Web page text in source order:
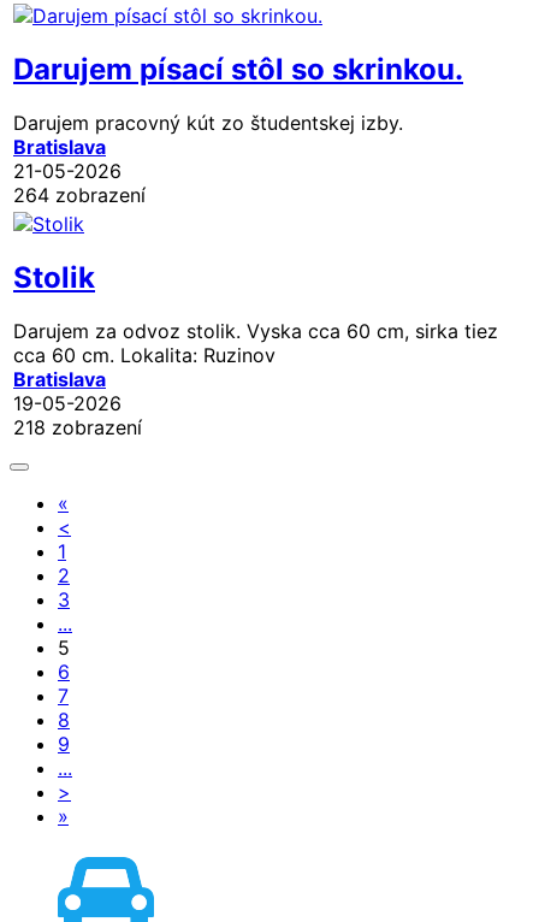
Darujem písací stôl so skrinkou.
Darujem pracovný kút zo študentskej izby.
Bratislava
21-05-2026
264 zobrazení
Stolik
Darujem za odvoz stolik. Vyska cca 60 cm, sirka tiez
cca 60 cm. Lokalita: Ruzinov
Bratislava
19-05-2026
218 zobrazení
«
<
1
2
3
...
5
6
7
8
9
...
>
»